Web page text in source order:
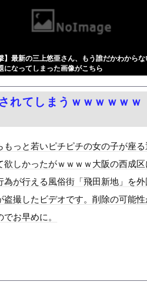
方法│歯車
ぶまれる事態に
ｗｗｗ
最後のラスト写真集、最高！...
インプレ稼ぎの見物人
三峡沿線の道路水没」中国政...
＝韓国の反応
はこうなります…
判明ｗｗｗｗｗｗｗｗｗ
】最新の三上悠亜さん、もう誰だかわからな
になってしまった画像がこちら
れてしまうｗｗｗｗｗｗ
もっと若いピチピチの女の子が座る
欲しかったがｗｗｗｗ大阪の西成区
為が行える風俗街「飛田新地」を外
盗撮したビデオです。削除の可能性
お早めに。